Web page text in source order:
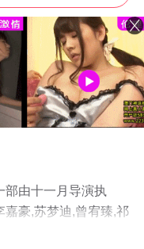
由十一月导演执
嘉豪,苏梦迪,曾宥臻,祁
彩演绎的中国大陆